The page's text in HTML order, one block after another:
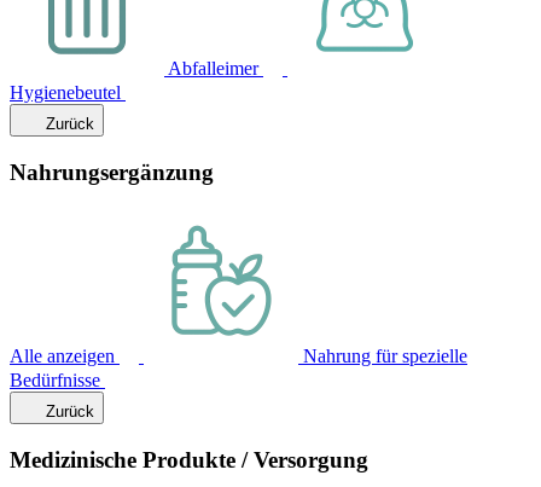
Abfalleimer
Hygienebeutel
Zurück
Nahrungsergänzung
Alle anzeigen
Nahrung für spezielle
Bedürfnisse
Zurück
Medizinische Produkte / Versorgung